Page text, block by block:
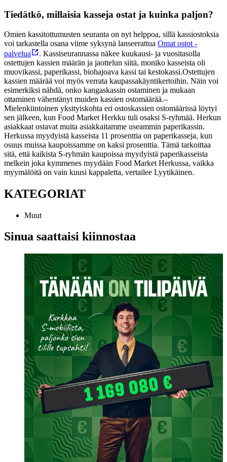
Tiedätkö, millaisia kasseja ostat ja kuinka paljon?
Omien kassitottumusten seuranta on nyt helppoa, sillä kassiostoksia
voi tarkastella osana viime syksynä lanseerattua Omat ostot -
palvelua
. Kassiseurannassa näkee kuukausi- ja vuositasolla
ostettujen kassien määrän ja jaottelun siitä, moniko kasseista oli
muovikassi, paperikassi, biohajoava kassi tai kestokassi.Ostettujen
kassien määrää voi myös verrata kaupassakäyntikertoihin. Näin voi
esimerkiksi nähdä, onko kangaskassin ostaminen ja mukaan
ottaminen vähentänyt muiden kassien ostomäärää.–
Mielenkiintoinen yksityiskohta eri ostoskassien ostomäärissä löytyi
sen jälkeen, kun Food Market Herkku tuli osaksi S-ryhmää. Herkun
asiakkaat ostavat muita asiakkaitamme useammin paperikassin.
Herkussa myydyistä kasseista 11 prosenttia on paperikasseja, kun
osuus muissa kaupoissamme on kaksi prosenttia. Tämä tarkoittaa
sitä, että kaikista S-ryhmän kaupoissa myydyistä paperikasseista
melkein joka kymmenes myydään Food Market Herkussa, vaikka
myymälöitä on vain kuusi kappaletta, vertailee Lyytikäinen.
KATEGORIAT
Muut
Sinua saattaisi kiinnostaa